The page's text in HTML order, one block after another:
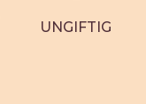
UNGIFTIG